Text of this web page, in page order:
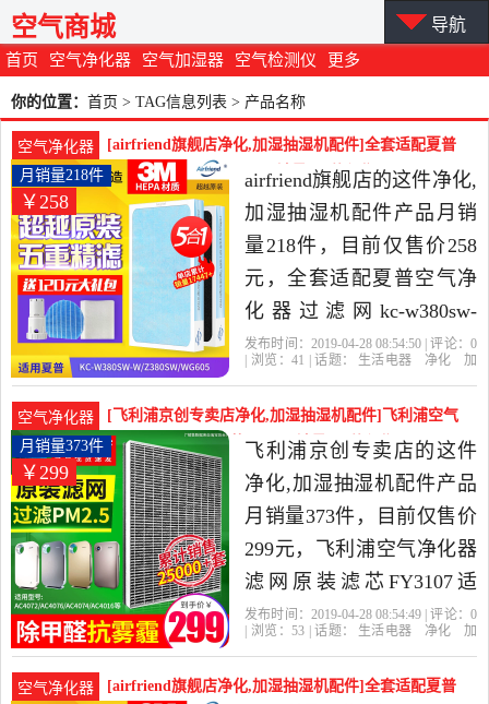
首页 空气净化器 空气加湿器 空气检测仪 更多
空气商城 导航
你的位置： 首页 > TAG信息列表 > 产品名称
空气净化器
[airfriend旗舰店净化,加湿抽湿机配件]全套适配夏普
空气净化器过滤网kc-w月销量218件仅售258元
￥258
月销量218件
airfriend旗舰店的这件净化,
加湿抽湿机配件产品月销
量218件，目前仅售价258
元，全套适配夏普空气净
化器过滤网kc-w380sw-
w/z380sw/wg605滤芯bb60
选生活电器当中性价比很
高的净化,加湿抽湿机配
件，由北京发货。
发布时间：2019-04-28 08:54:50 | 评论： 0
| 浏览：41 | 话题： 生活电器 净化
加
空气净化器
[飞利浦京创专卖店净化,加湿抽湿机配件]飞利浦空气
净化器滤网原装滤芯FY31月销量373件仅售299元
￥299
月销量373件
飞利浦京创专卖店的这件
净化,加湿抽湿机配件产品
月销量373件，目前仅售价
299元，飞利浦空气净化器
滤网原装滤芯FY3107适
店精选生活电器当中性价
发布时间：2019-04-28 08:54:49 | 评论： 0
| 浏览：53 | 话题： 生活电器 净化
加
空气净化器
[airfriend旗舰店净化,加湿抽湿机配件]全套适配夏普